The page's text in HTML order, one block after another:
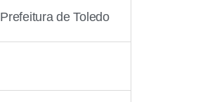
Prefeitura de Toledo